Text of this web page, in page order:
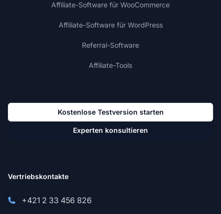
Affiliate-Software für WooCommerce
Affiliate-Software für WordPress
Referral-Software
Affiliate-Tools
Kostenlose Testversion starten
Experten konsultieren
Vertriebskontakte
+421 2 33 456 826